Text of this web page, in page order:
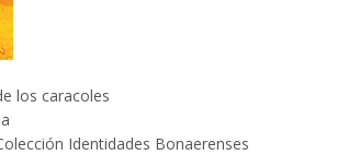
los caracoles
Identidades Bonaerenses